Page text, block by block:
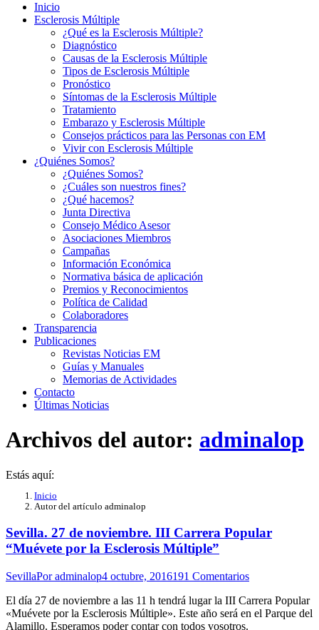
Inicio
Esclerosis Múltiple
¿Qué es la Esclerosis Múltiple?
Diagnóstico
Causas de la Esclerosis Múltiple
Tipos de Esclerosis Múltiple
Pronóstico
Síntomas de la Esclerosis Múltiple
Tratamiento
Embarazo y Esclerosis Múltiple
Consejos prácticos para las Personas con EM
Vivir con Esclerosis Múltiple
¿Quiénes Somos?
¿Quiénes Somos?
¿Cuáles son nuestros fines?
¿Qué hacemos?
Junta Directiva
Consejo Médico Asesor
Asociaciones Miembros
Campañas
Información Económica
Normativa básica de aplicación
Premios y Reconocimientos
Política de Calidad
Colaboradores
Transparencia
Publicaciones
Revistas Noticias EM
Guías y Manuales
Memorias de Actividades
Contacto
Últimas Noticias
Archivos del autor: adminalop
Estás aquí:
Inicio
Autor del artículo adminalop
Sevilla. 27 de noviembre. III Carrera Popular
“Muévete por la Esclerosis Múltiple”
SevillaPoradminalop4 octubre, 2016191 Comentarios
El día 27 de noviembre a las 11 h tendrá lugar la III Carrera Popular
«Muévete por la Esclerosis Múltiple». Este año será en el Parque del
Alamillo. Esperamos poder contar con todos vosotros.